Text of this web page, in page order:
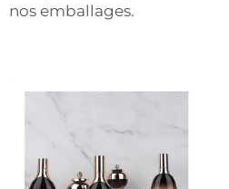
nos emballages.